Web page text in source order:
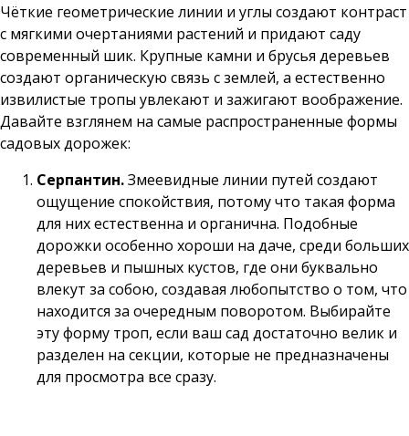
Чёткие геометрические линии и углы создают контраст
с мягкими очертаниями растений и придают саду
современный шик. Крупные камни и брусья деревьев
создают органическую связь с землей, а естественно
извилистые тропы увлекают и зажигают воображение.
Давайте взглянем на самые распространенные формы
садовых дорожек:
Серпантин.Змеевидные линии путей создают
ощущение спокойствия, потому что такая форма
для них естественна и органична. Подобные
дорожки особенно хороши на даче, среди больших
деревьев и пышных кустов, где они буквально
влекут за собою, создавая любопытство о том, что
находится за очередным поворотом. Выбирайте
эту форму троп, если ваш сад достаточно велик и
разделен на секции, которые не предназначены
для просмотра все сразу.